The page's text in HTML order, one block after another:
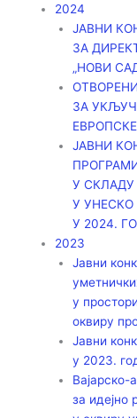
2024
ЈАВНИ
ЗА
„НОВИ
ЗА
ЈАВНИ
У
У
У 2024.
2023
Јавни
у
оквиру
Јавни
у 2023.
Вајарско-
за идејно